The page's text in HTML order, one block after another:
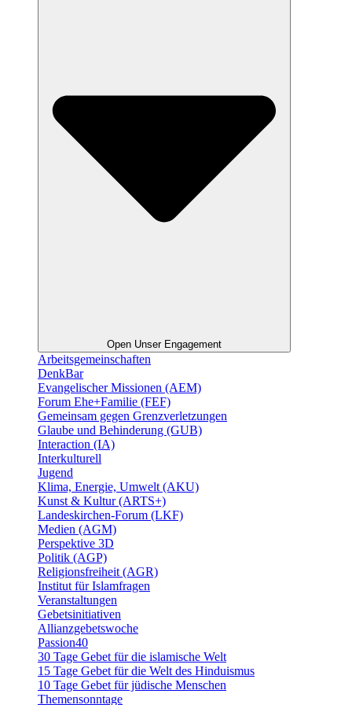
Open Unser Engagement
Arbeitsgemeinschaften
DenkBar
Evangelischer Missionen (AEM)
Forum Ehe+Familie (FEF)
Gemeinsam gegen Grenzverletzungen
Glaube und Behinderung (GUB)
Interaction (IA)
Interkulturell
Jugend
Klima, Energie, Umwelt (AKU)
Kunst & Kultur (ARTS+)
Landeskirchen-Forum (LKF)
Medien (AGM)
Perspektive 3D
Politik (AGP)
Religionsfreiheit (AGR)
Institut für Islamfragen
Veranstaltungen
Gebetsinitiativen
Allianzgebetswoche
Passion40
30 Tage Gebet für die islamische Welt
15 Tage Gebet für die Welt des Hinduismus
10 Tage Gebet für jüdische Menschen
Themensonntage